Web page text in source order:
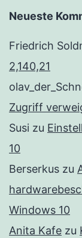
Neueste
Friedrich
2,140,21
Zugriff
Susi zu
10
Berserkus zu
Windows 10
Anita Kafe zu